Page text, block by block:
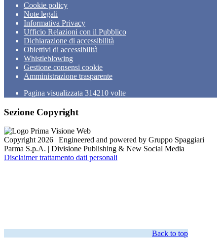
Cookie policy
Note legali
Informativa Privacy
Ufficio Relazioni con il Pubblico
Dichiarazione di accessibilità
Obiettivi di accessibilità
Whistleblowing
Gestione consensi cookie
Amministrazione trasparente
Pagina visualizzata 314210 volte
Sezione Copyright
Copyright 2026 | Engineered and powered by Gruppo Spaggiari
Parma S.p.A. | Divisione Publishing & New Social Media
Disclaimer trattamento dati personali
Back to top